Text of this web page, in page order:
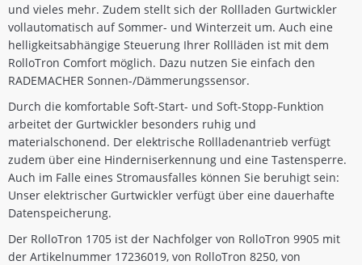
und vieles mehr. Zudem stellt sich der Rollladen Gurtwickler
vollautomatisch auf Sommer- und Winterzeit um. Auch eine
helligkeitsabhängige Steuerung Ihrer Rollläden ist mit dem
RolloTron Comfort möglich. Dazu nutzen Sie einfach den
RADEMACHER Sonnen-/Dämmerungssensor.
Durch die komfortable Soft-Start- und Soft-Stopp-Funktion
arbeitet der Gurtwickler besonders ruhig und
materialschonend. Der elektrische Rollladenantrieb verfügt
zudem über eine Hinderniserkennung und eine Tastensperre.
Auch im Falle eines Stromausfalles können Sie beruhigt sein:
Unser elektrischer Gurtwickler verfügt über eine dauerhafte
Datenspeicherung.
Der RolloTron 1705 ist der Nachfolger von RolloTron 9905 mit
der Artikelnummer 17236019, von RolloTron 8250, von